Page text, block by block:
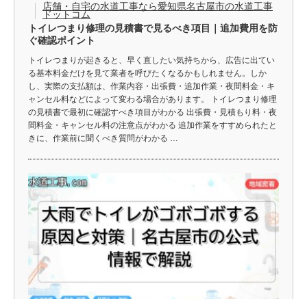
店舗・自宅の水道工事なら愛知県名古屋市の水道工事
ドットコム
トイレつまり修理の見積書で見るべき項目｜追加費用を防
ぐ確認ポイント
トイレつまりが起きると、早く直したい気持ちから、広告に出てい
る基本料金だけを見て業者を呼びたくなるかもしれません。しか
し、実際の支払額は、作業内容・出張費・追加作業・夜間料金・キ
ャンセル料などによって変わる場合があります。 トイレつまり修理
の見積書で最初に確認すべき項目がわかる 出張費・見積もり料・夜
間料金・キャンセル料の注意点がわかる 追加作業をすすめられたと
きに、作業前に聞くべき質問がわかる …